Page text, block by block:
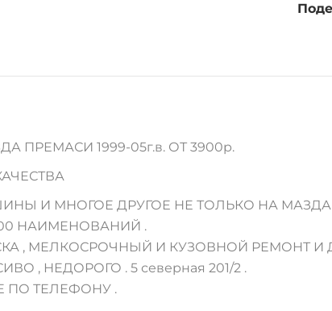
1999-05г.в. ОТ 3900р.
И МНОГОЕ ДРУГОЕ НЕ ТОЛЬКО НА
НАИМЕНОВАНИЙ .
, МЕЛКОСРОЧНЫЙ И КУЗОВНОЙ РЕМОНТ И
, НЕДОРОГО . 5 северная 201/2 .
ПО ТЕЛЕФОНУ .